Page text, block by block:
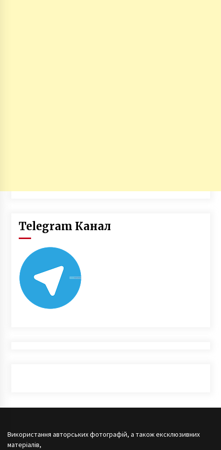
Telegram Канал
Використання авторських фотографій, а також ексклюзивних
матеріалів,